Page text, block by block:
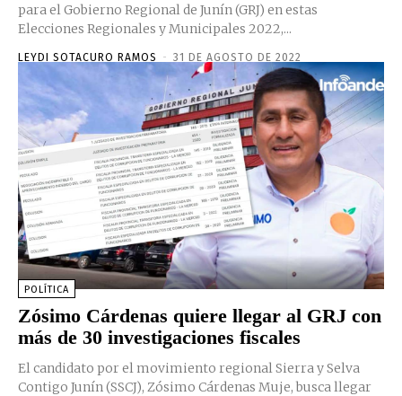
para el Gobierno Regional de Junín (GRJ) en estas
Elecciones Regionales y Municipales 2022,...
LEYDI SOTACURO RAMOS - 31 DE AGOSTO DE 2022
POLÍTICA
Zósimo Cárdenas quiere llegar al GRJ con
más de 30 investigaciones fiscales
El candidato por el movimiento regional Sierra y Selva
Contigo Junín (SSCJ), Zósimo Cárdenas Muje, busca llegar